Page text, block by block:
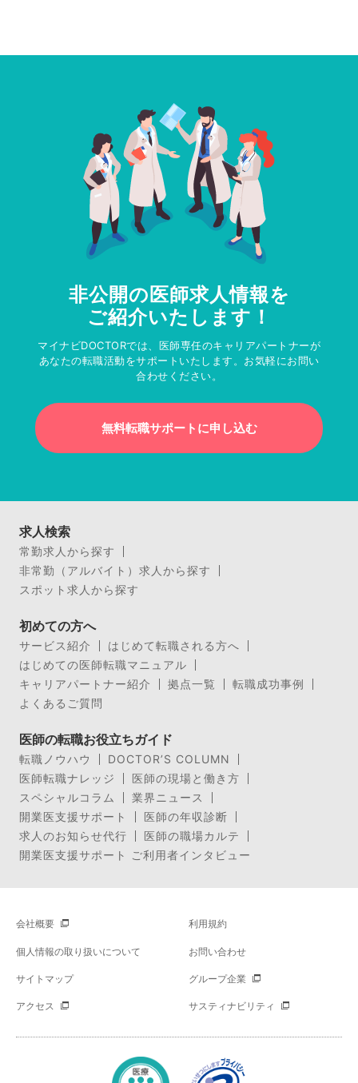
非公開の医師求人情報を
ご紹介いたします！
マイナビDOCTORでは、医師専任のキャリアパートナーが
あなたの転職活動をサポートいたします。お気軽にお問い
合わせください。
無料転職サポートに申し込む
求人検索
常勤求人から探す
非常勤（アルバイト）求人から探す
スポット求人から探す
初めての方へ
サービス紹介
はじめて転職される方へ
はじめての医師転職マニュアル
キャリアパートナー紹介
拠点一覧
転職成功事例
よくあるご質問
医師の転職お役立ちガイド
転職ノウハウ
DOCTOR’S COLUMN
医師転職ナレッジ
医師の現場と働き方
スペシャルコラム
業界ニュース
開業医支援サポート
医師の年収診断
求人のお知らせ代行
医師の職場カルテ
開業医支援サポート ご利用者インタビュー
会社概要 利用規約
個人情報の取り扱いについて お問い合わせ
サイトマップ グループ企業
アクセス サスティナビリティ